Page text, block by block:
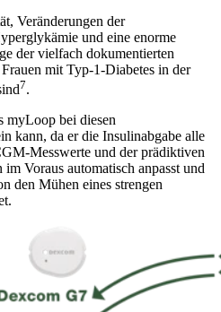
Veränderungen der
und eine enorme
der vielfach dokumentierten
mit Typ-1-Diabetes in der
7.
myLoop bei diesen
kann, da er die Insulinabgabe alle
Messwerte und der prädiktiven
Voraus automatisch anpasst und
den Mühen eines strengen